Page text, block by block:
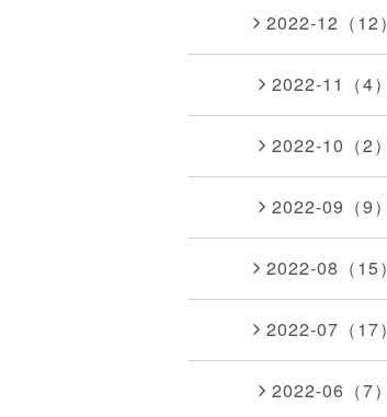
2022-12（12）
2022-11（4）
2022-10（2）
2022-09（9）
2022-08（15）
2022-07（17）
2022-06（7）